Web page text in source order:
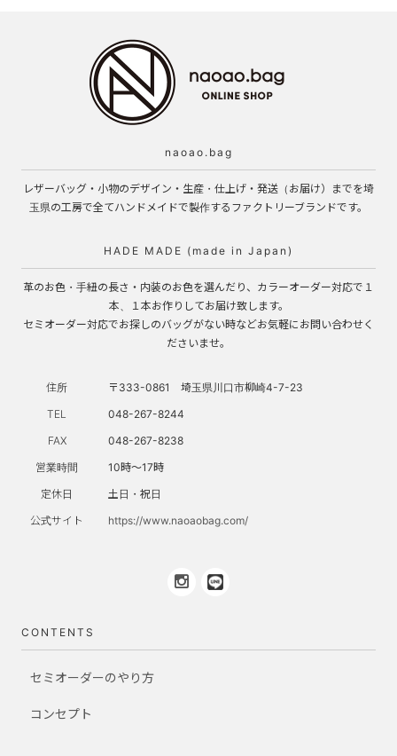
naoao.bag
レザーバッグ・小物のデザイン・生産・仕上げ・発送（お届け）までを埼
玉県の工房で全てハンドメイドで製作するファクトリーブランドです。
HADE MADE (made in Japan)
革のお色・手紐の長さ・内装のお色を選んだり、カラーオーダー対応で１
本、１本お作りしてお届け致します。
セミオーダー対応でお探しのバッグがない時などお気軽にお問い合わせく
ださいませ。
住所
〒333-0861 埼玉県川口市柳崎4-7-23
TEL
048-267-8244
FAX
048-267-8238
営業時間
10時～17時
定休日
土日・祝日
公式サイト
https://www.naoaobag.com/
CONTENTS
セミオーダーのやり方
コンセプト